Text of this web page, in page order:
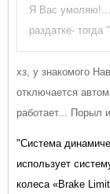
Я Вас
раздатке-
хз, у знакомого
отключается
работает... Порыл
"Система
использует
колеса «Brake